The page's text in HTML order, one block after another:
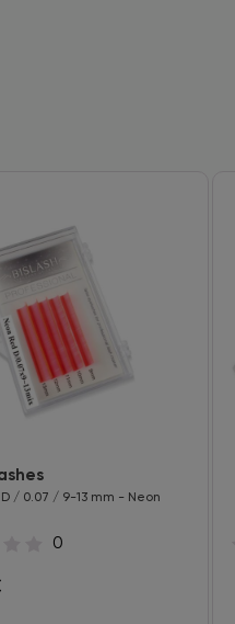
D / 0.07 / 9-13 mm - Neon
0